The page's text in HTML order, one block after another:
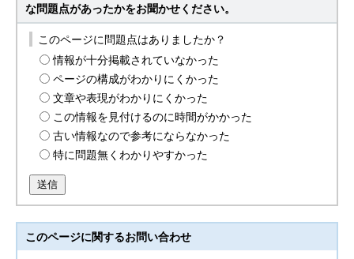
な問題点があったかをお聞かせください。
このページに問題点はありましたか？
情報が十分掲載されていなかった
ページの構成がわかりにくかった
文章や表現がわかりにくかった
この情報を見付けるのに時間がかかった
古い情報なので参考にならなかった
特に問題無くわかりやすかった
送信
このページに関するお問い合わせ